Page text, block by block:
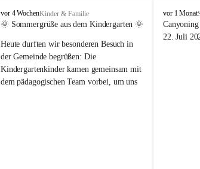
V
i
t
o
r
s
vor 4 WochenKinder & Familie
🌞 Sommergrüße aus dem Kindergarten 🌞
Heute durften wir besonderen Besuch in
der Gemeinde begrüßen: Die
Kindergartenkinder kamen gemeinsam mit
dem pädagogischen Team vorbei, um uns
V
i
k
vor 1 Monat
22. Juli